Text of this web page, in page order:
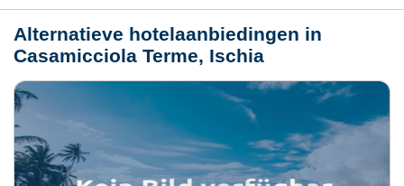
Alternatieve hotelaanbiedingen in
Casamicciola Terme, Ischia